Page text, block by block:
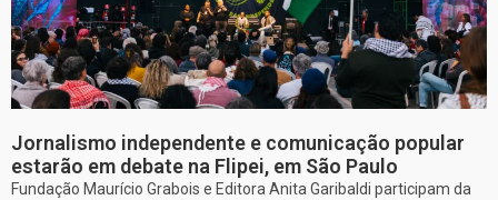
Jornalismo independente e comunicação popular
estarão em debate na Flipei, em São Paulo
Fundação Maurício Grabois e Editora Anita Garibaldi participam da